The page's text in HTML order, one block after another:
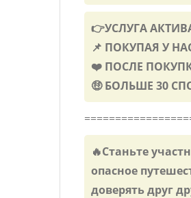
👉УСЛУГА
📌 ПОКУПАЯ У
❤️ ПОСЛЕ
🤑 БОЛЬШЕ 30
🔥Станьте
опасное
доверять друг